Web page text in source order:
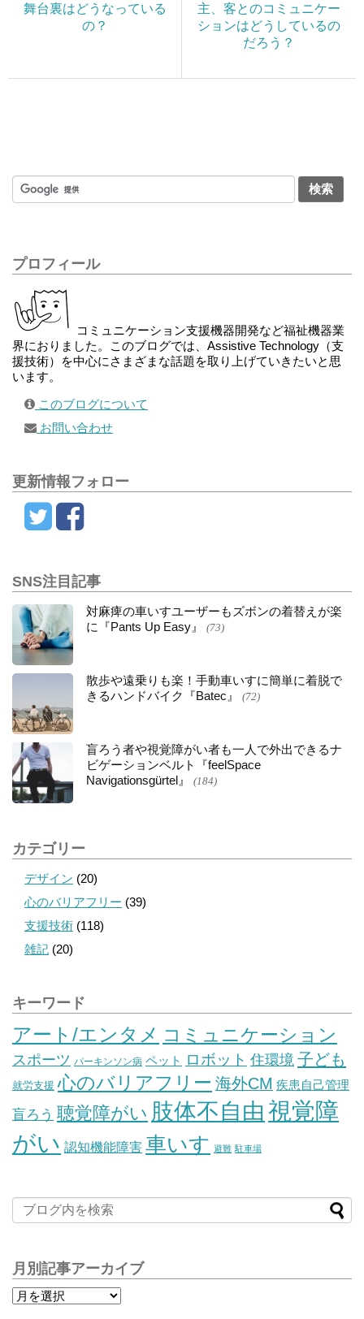
舞台裏はどうなっている
の？
主、客とのコミュニケー
ションはどうしているの
だろう？
プロフィール
コミュニケーション支援機器開発など福祉機器業
界におりました。このブログでは、Assistive Technology（支
援技術）を中心にさまざまな話題を取り上げていきたいと思
います。
このブログについて
お問い合わせ
更新情報フォロー
SNS注目記事
対麻痺の車いすユーザーもズボンの着替えが楽
に『Pants Up Easy』
(73)
散歩や遠乗りも楽！手動車いすに簡単に着脱で
きるハンドバイク『Batec』
(72)
盲ろう者や視覚障がい者も一人で外出できるナ
ビゲーションベルト『feelSpace
Navigationsgürtel』
(184)
カテゴリー
デザイン (20)
心のバリアフリー (39)
支援技術 (118)
雑記 (20)
キーワード
アート/エンタメ コミュニケーション
スポーツ パーキンソン病 ペット ロボット 住環境 子ども
就労支援 心のバリアフリー 海外CM 疾患自己管理
盲ろう 聴覚障がい 肢体不自由視覚障
がい 認知機能障害 車いす 避難 駐車場
月別記事アーカイブ
月
別